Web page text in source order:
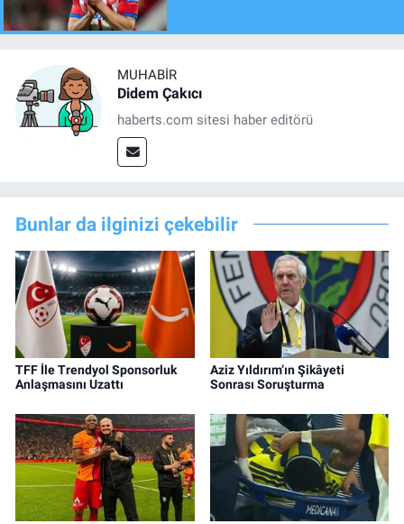
MUHABIR
Didem Çakıcı
haberts.com sitesi haber editörü
Bunlar da ilginizi çekebilir
TFF İle Trendyol Sponsorluk
Anlaşmasını Uzattı
Aziz Yıldırım’ın Şikâyeti
Sonrası Soruşturma